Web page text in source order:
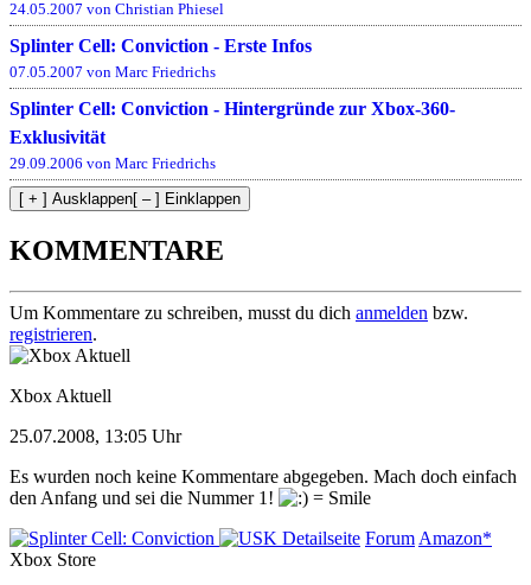
24.05.2007 von Christian Phiesel
Splinter Cell: Conviction - Erste Infos
07.05.2007 von Marc Friedrichs
Splinter Cell: Conviction - Hintergründe zur Xbox-360-
Exklusivität
29.09.2006 von Marc Friedrichs
[ + ] Ausklappen[ – ] Einklappen
KOMMENTARE
Um Kommentare zu schreiben, musst du dich anmelden bzw.
registrieren.
Xbox Aktuell
25.07.2008, 13:05 Uhr
Es wurden noch keine Kommentare abgegeben. Mach doch einfach
den Anfang und sei die Nummer 1!
Detailseite Forum Amazon*
Xbox Store